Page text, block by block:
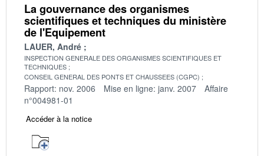
La gouvernance des organismes
scientifiques et techniques du ministère
de l'Equipement
LAUER, André
INSPECTION GENERALE DES ORGANISMES SCIENTIFIQUES ET
TECHNIQUES
CONSEIL GENERAL DES PONTS ET CHAUSSEES (CGPC)
Rapport: nov. 2006 Mise en ligne: janv. 2007
Affaire
n°004981-01
Accéder à la notice